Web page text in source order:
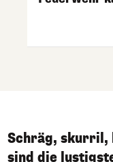
Schräg, skurril,
sind die